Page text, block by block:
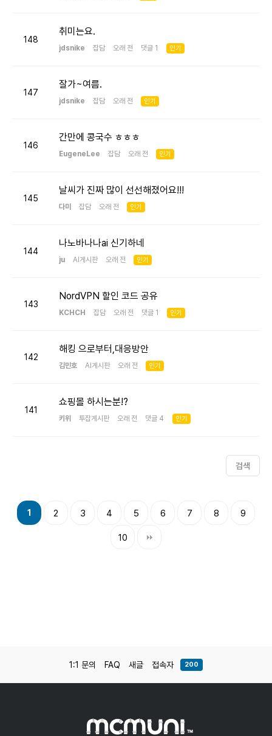
148
취미는요.
jdsnike 잡담 오래 전 댓글 1 인기
147
잘가~여름.
jdsnike 잡담 오래 전 인기
146
간만에 콩국수 ㅎㅎㅎ
EugeneLee 잡담 오래 전 인기
145
날씨가 진짜 많이 선선해졌어요!!!
다미 잡담 오래 전 인기
144
나노바나나ai 신기하네
ju AI게시판 오래 전 인기
143
NordVPN 할인 코드 공유
KCHCH 잡담 오래 전 댓글 1 인기
142
해킹 으로부터,대응방안
김민호 AI게시판 오래 전 인기
141
쇼핑몰 하시는분!?
키위 투잡게시판 오래 전 댓글 4 인기
검색
1 2 3 4 5 6 7 8 9
10
1:1 문의 FAQ 새글 접속자 200